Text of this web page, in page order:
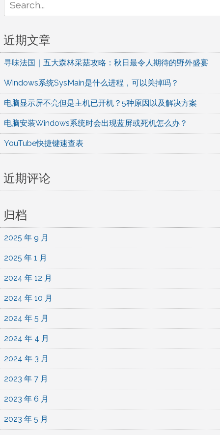
for:
近期文章
寻味法国｜五大森林采菇攻略：秋日最令人期待的野外盛宴
Windows系统SysMain是什么进程，可以关掉吗？
电脑显示屏不亮但是主机已开机？5种原因以及解决方案
电脑安装Windows系统时会出现蓝屏或死机怎么办？
YouTube快捷键速查表
近期评论
归档
2025 年 9 月
2025 年 1 月
2024 年 12 月
2024 年 10 月
2024 年 5 月
2024 年 4 月
2024 年 3 月
2023 年 7 月
2023 年 6 月
2023 年 5 月